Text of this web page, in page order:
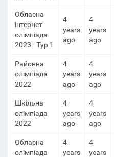
Обласна
інтернет
олімпіада
2023 - Тур 1
4
years
ago
4
years
ago
Районна
олімпіада
2022
4
years
ago
4
years
ago
Шкільна
олімпіада
2022
4
years
ago
4
years
ago
Обласна
олімпіада
4
years
4
years